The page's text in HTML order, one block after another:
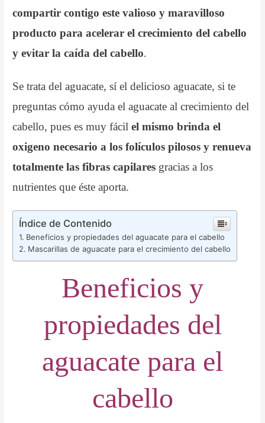
compartir contigo este valioso y maravilloso
producto para acelerar el crecimiento del cabello
y evitar la caída del cabello.
Se trata del aguacate, sí el delicioso aguacate, si te
preguntas cómo ayuda el aguacate al crecimiento del
cabello, pues es muy fácilel mismo brinda el
oxigeno necesario a los folículos pilosos y renueva
totalmente las fibras capilares gracias a los
nutrientes que éste aporta.
Índice de Contenido
Beneficios y propiedades del aguacate para el cabello
Mascarillas de aguacate para el crecimiento del cabello
Beneficios y
propiedades del
aguacate para el
cabello